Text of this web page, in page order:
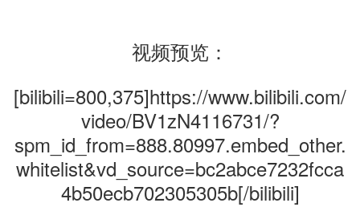
视频预览：
[bilibili=800,375]https://www.bilibili.com/
video/BV1zN4116731/?
spm_id_from=888.80997.embed_other.
whitelist&vd_source=bc2abce7232fcca
4b50ecb702305305b[/bilibili]